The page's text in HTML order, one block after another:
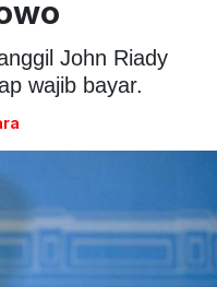
John Riady
wajib bayar.